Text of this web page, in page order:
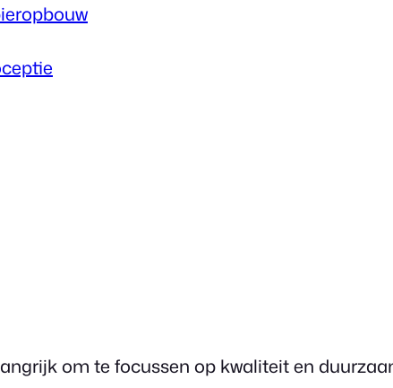
om te focussen op kwaliteit en